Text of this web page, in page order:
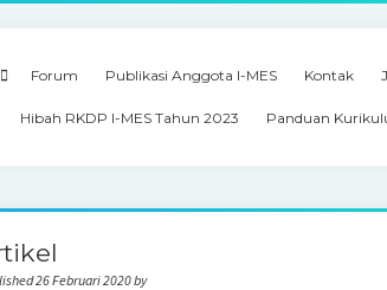
Forum Publikasi Anggota I-MES Kontak
Hibah RKDP I-MES Tahun 2023 Panduan
26 Februari 2020 by